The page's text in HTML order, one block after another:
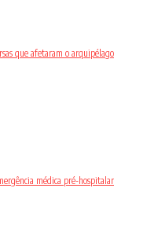
que afetaram o arquipélago
médica pré-hospitalar